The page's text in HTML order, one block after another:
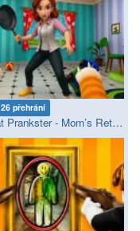
26 přehrání
Bad Cat Prankster - Mom’s Return